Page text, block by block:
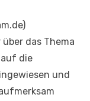
das Thema
die
und